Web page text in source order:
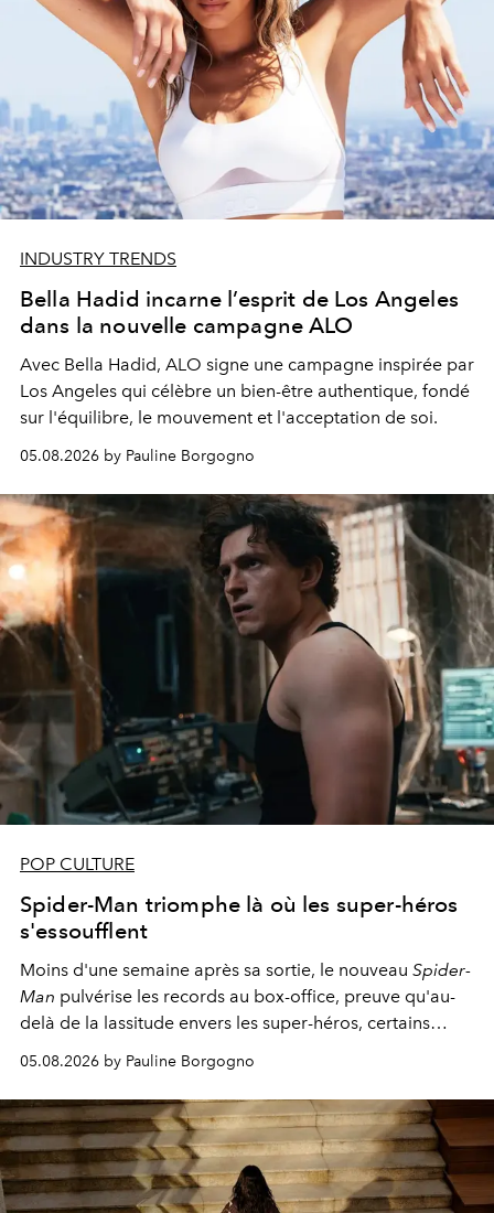
INDUSTRY TRENDS
Bella Hadid incarne l’esprit de Los Angeles
dans la nouvelle campagne ALO
Avec Bella Hadid, ALO signe une campagne inspirée par
Los Angeles qui célèbre un bien-être authentique, fondé
sur l'équilibre, le mouvement et l'acceptation de soi.
05.08.2026 by Pauline Borgogno
POP CULTURE
Spider-Man triomphe là où les super-héros
s'essoufflent
Moins d'une semaine après sa sortie, le nouveau Spider-
Man pulvérise les records au box-office, preuve qu'au-
delà de la lassitude envers les super-héros, certains
personnages continuent de susciter une ferveur intacte.
05.08.2026 by Pauline Borgogno